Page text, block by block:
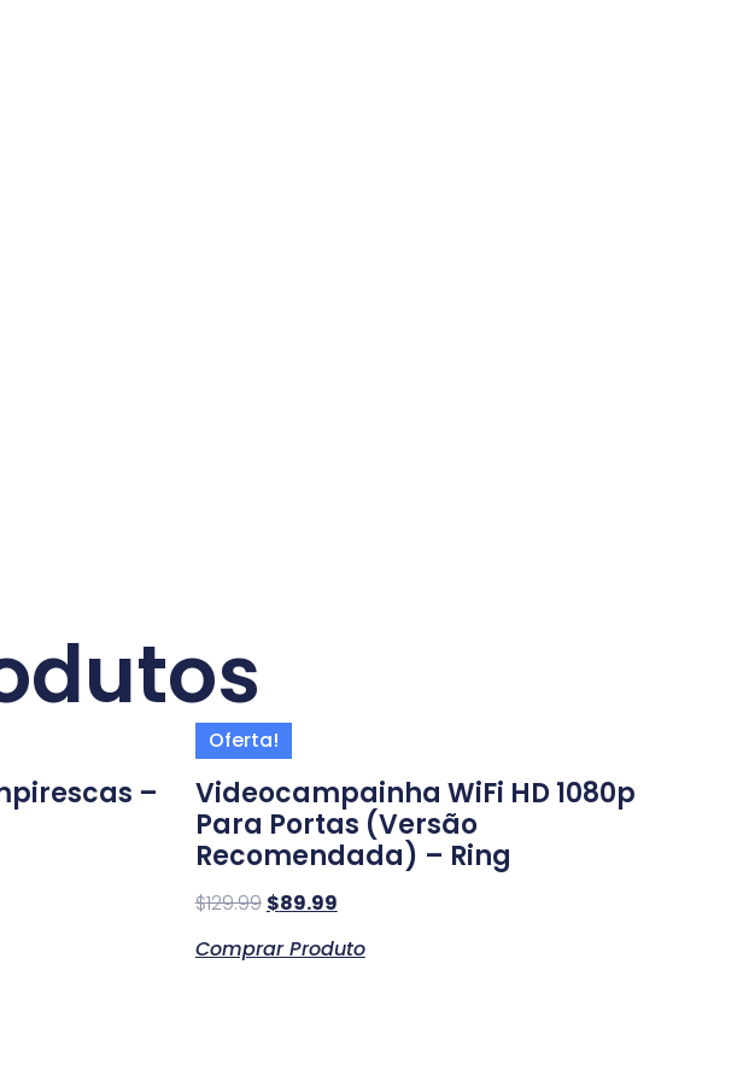
–
Oferta!
Videocampainha WiFi HD 1080p
Para Portas (Versão
Recomendada) – Ring
$129.99 $89.99
Comprar Produto